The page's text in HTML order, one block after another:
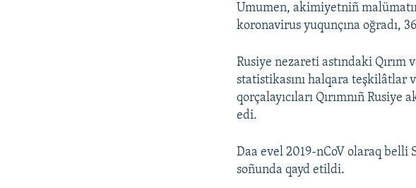
Umumen, akimiyetniñ
koronavirus yuqunçına oğradı,
Rusiye nezareti astındaki
statistikasını halqara teşkilâtlar
qorçalayıcıları Qırımnıñ
edi.
Daa evel 2019-nCoV olaraq belli
soñunda qayd etildi.